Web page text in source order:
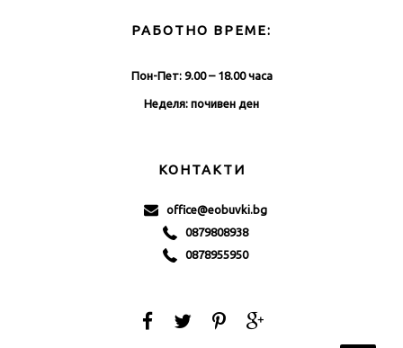
РАБОТНО ВРЕМЕ:
Пон-Пет: 9.00 – 18.00 часа
Неделя: почивен ден
КОНТАКТИ
office@eobuvki.bg
0879808938
0878955950